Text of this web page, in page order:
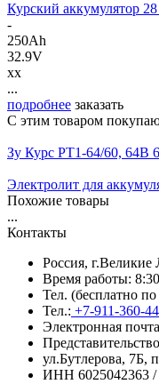
Курский аккумулятор
-
250Ah
32.9V
xx
...
подробнее заказать
С этим товаром
Зу Курс PT1-64/60, 64В
Электролит для
Похожие товары
...
Контакты
Россия,
Время работы:
Тел. (бесплатно
Тел.: +7-911-360-
Электронная
ул.Бутлерова, 7Б,
ИНН 6025042363 /